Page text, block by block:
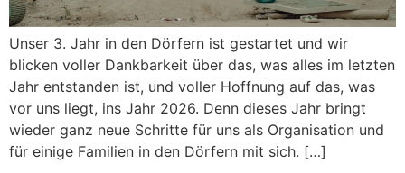
Unser 3. Jahr in den Dörfern ist gestartet und wir
blicken voller Dankbarkeit über das, was alles im letzten
Jahr entstanden ist, und voller Hoffnung auf das, was
vor uns liegt, ins Jahr 2026. Denn dieses Jahr bringt
wieder ganz neue Schritte für uns als Organisation und
für einige Familien in den Dörfern mit sich. […]